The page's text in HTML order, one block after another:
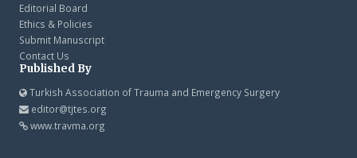
Editorial Board
Ethics & Policies
Submit Manuscript
Contact Us
Published By
Turkish Association of Trauma and Emergency Surgery
editor@tjtes.org
www.travma.org